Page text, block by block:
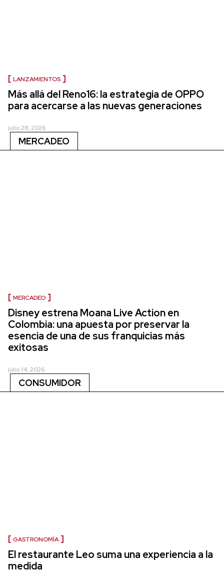
LANZAMIENTOS
Más allá del Reno16: la estrategia de OPPO
para acercarse a las nuevas generaciones
julio 28, 2026
MERCADEO
MERCADEO
Disney estrena Moana Live Action en
Colombia: una apuesta por preservar la
esencia de una de sus franquicias más
exitosas
julio 14, 2026
CONSUMIDOR
GASTRONOMÍA
El restaurante Leo suma una experiencia a la
medida